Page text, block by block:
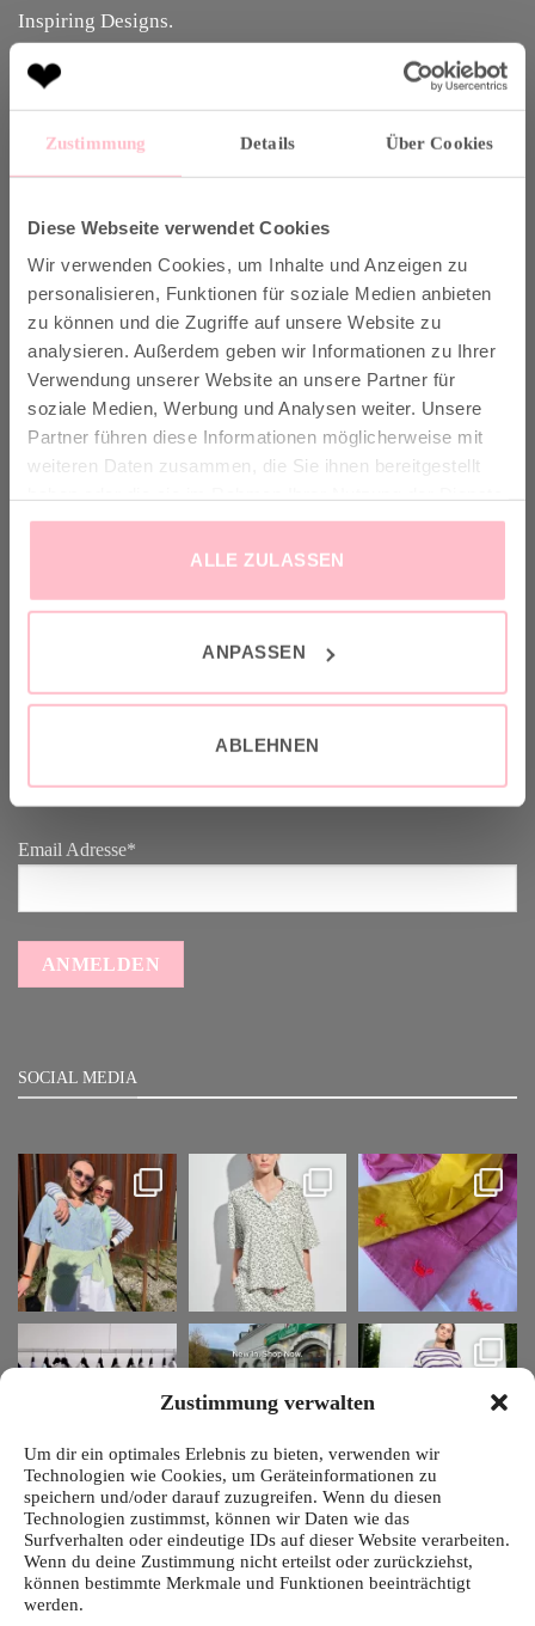
Zustimmung verwalten
Um dir ein optimales Erlebnis zu bieten, verwenden wir
Technologien wie Cookies, um Geräteinformationen zu
speichern und/oder darauf zuzugreifen. Wenn du diesen
Technologien zustimmst, können wir Daten wie das
Surfverhalten oder eindeutige IDs auf dieser Website verarbeiten.
Wenn du deine Zustimmung nicht erteilst oder zurückziehst,
können bestimmte Merkmale und Funktionen beeinträchtigt
werden.
Zustimmung Details Über Cookies
Diese Webseite verwendet Cookies
Wir verwenden Cookies, um Inhalte und Anzeigen zu
personalisieren, Funktionen für soziale Medien anbieten
zu können und die Zugriffe auf unsere Website zu
analysieren. Außerdem geben wir Informationen zu Ihrer
Verwendung unserer Website an unsere Partner für
soziale Medien, Werbung und Analysen weiter. Unsere
Partner führen diese Informationen möglicherweise mit
weiteren Daten zusammen, die Sie ihnen bereitgestellt
gesammelt haben.
ALLE ZULASSEN
ANPASSEN
ABLEHNEN
Inspiring Designs.
Another Brand stands for inspiring designs, natural fabrics and
sustainable production.
VERSAND & INFO
✓ Versandkostenfrei ab 149€
✓ Klimaneutraler Versand mit DHL / GoGreen
✓Lieferungund Retoure
GOOD-NEWS-LETTER
deinem nächsten Einkauf. YEAH!
Email Adresse*
SOCIAL MEDIA